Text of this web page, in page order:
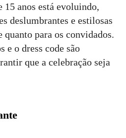
15 anos está evoluindo,
deslumbrantes e estilosas
quanto para os convidados.
e o dress code são
que a celebração seja